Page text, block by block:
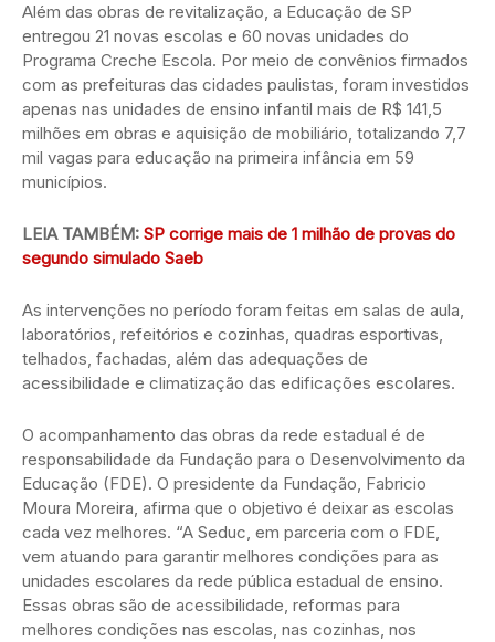
Além das obras de revitalização, a Educação de SP
entregou 21 novas escolas e 60 novas unidades do
Programa Creche Escola. Por meio de convênios firmados
com as prefeituras das cidades paulistas, foram investidos
apenas nas unidades de ensino infantil mais de R$ 141,5
milhões em obras e aquisição de mobiliário, totalizando 7,7
mil vagas para educação na primeira infância em 59
municípios.
LEIA TAMBÉM: SP corrige mais de 1 milhão de provas do
segundo simulado Saeb
As intervenções no período foram feitas em salas de aula,
laboratórios, refeitórios e cozinhas, quadras esportivas,
telhados, fachadas, além das adequações de
acessibilidade e climatização das edificações escolares.
O acompanhamento das obras da rede estadual é de
responsabilidade da Fundação para o Desenvolvimento da
Educação (FDE). O presidente da Fundação, Fabricio
Moura Moreira, afirma que o objetivo é deixar as escolas
cada vez melhores. “A Seduc, em parceria com o FDE,
vem atuando para garantir melhores condições para as
unidades escolares da rede pública estadual de ensino.
Essas obras são de acessibilidade, reformas para
melhores condições nas escolas, nas cozinhas, nos